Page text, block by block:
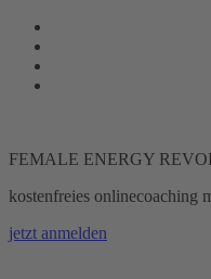
Zum
Inhalt
springen
FEMALE ENERGY
kostenfreies onlinecoaching
jetzt anmelden